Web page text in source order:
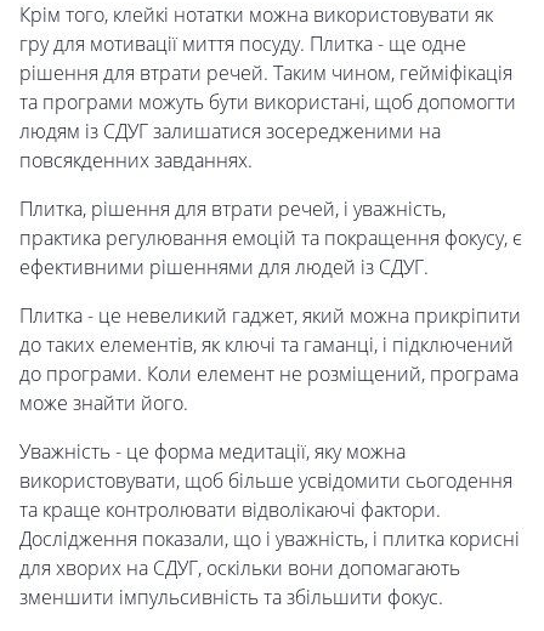
Крім того, клейкі нотатки можна використовувати як
гру для мотивації миття посуду. Плитка - ще одне
рішення для втрати речей. Таким чином, гейміфікація
та програми можуть бути використані, щоб допомогти
людям із СДУГ залишатися зосередженими на
повсякденних завданнях.
Плитка, рішення для втрати речей, і уважність,
практика регулювання емоцій та покращення фокусу, є
ефективними рішеннями для людей із СДУГ.
Плитка - це невеликий гаджет, який можна прикріпити
до таких елементів, як ключі та гаманці, і підключений
до програми. Коли елемент не розміщений, програма
може знайти його.
Уважність - це форма медитації, яку можна
використовувати, щоб більше усвідомити сьогодення
та краще контролювати відволікаючі фактори.
Дослідження показали, що і уважність, і плитка корисні
для хворих на СДУГ, оскільки вони допомагають
зменшити імпульсивність та збільшити фокус.